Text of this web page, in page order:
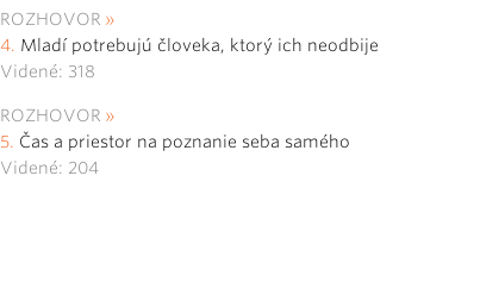
ROZHOVOR
Mladí potrebujú človeka, ktorý ich neodbije
Videné: 318
ROZHOVOR
Čas a priestor na poznanie seba samého
Videné: 204